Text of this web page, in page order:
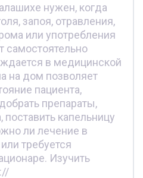
нужен, когда
запоя, отравления,
или употребления
самостоятельно
в медицинской
на дом позволяет
пациента,
препараты,
поставить капельницу
ли лечение в
требуется
Изучить